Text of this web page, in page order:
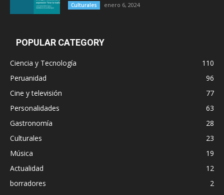
Culturales enero 6, 2024
POPULAR CATEGORY
Ciencia y Tecnología
110
Peruanidad
96
Cine y televisión
77
Personalidades
63
Gastronomía
28
Culturales
23
Música
19
Actualidad
12
borradores
2